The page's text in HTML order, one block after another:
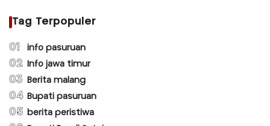
Tag Terpopuler
01 info pasuruan
02 Info jawa timur
03 Berita malang
04 Bupati pasuruan
05 berita peristiwa